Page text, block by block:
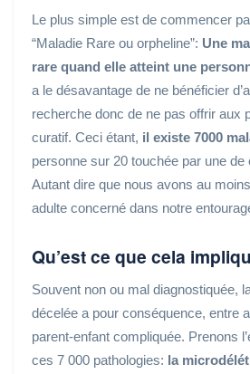
Le plus simple est de commencer
“Maladie Rare ou orpheline”: Une
rare quand elle atteint une
a le désavantage de ne bénéficier
recherche donc de ne pas offrir aux
curatif. Ceci étant, il existe 7000
personne sur 20 touchée par une de
Autant dire que nous avons au
adulte concerné dans notre
Qu’est ce que cela
Souvent non ou mal diagnostiquée,
décelée a pour conséquence, entre
parent-enfant compliquée. Prenons
ces 7 000 pathologies: la